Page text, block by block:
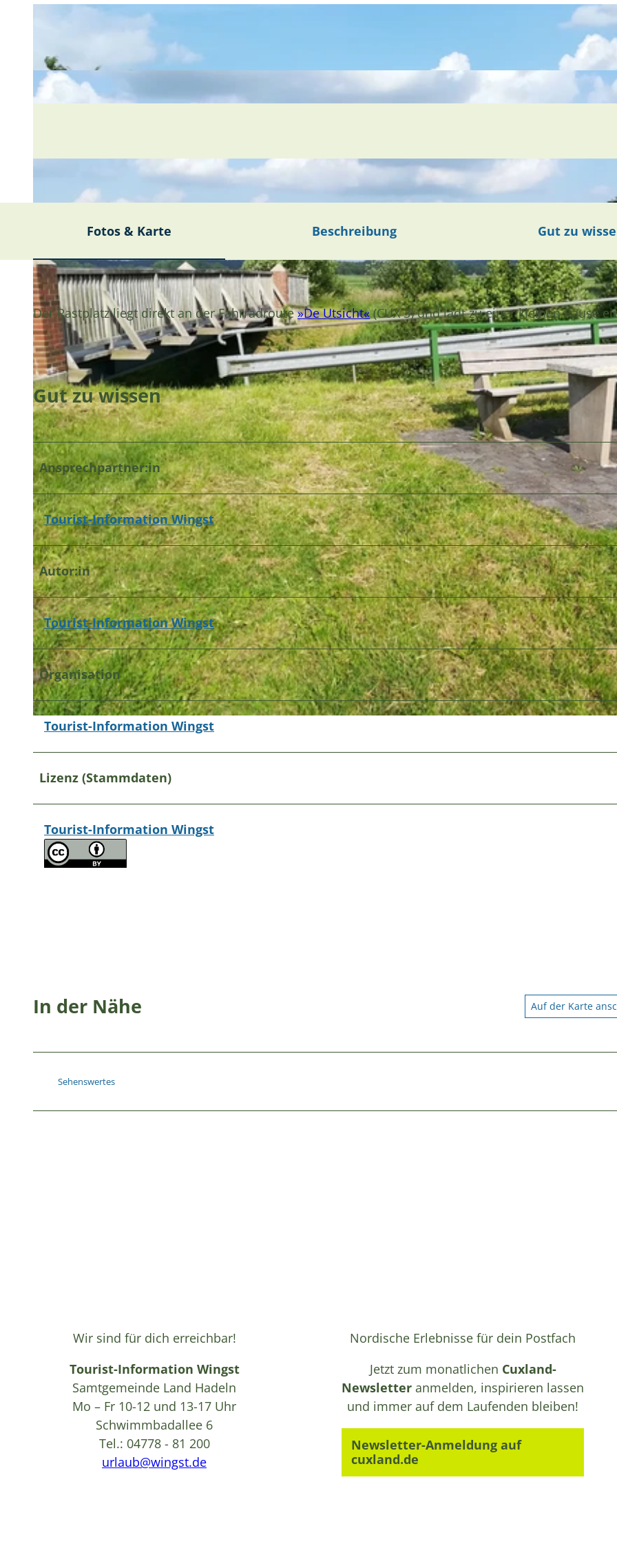
© A. Brüning |CC-BY
© A. Brüning | CC-BY
Fotos & Karte Beschreibung Gut zu
Der Rastplatz liegt direkt an der Fahrradroute»De Utsicht«(CUX 3) und lädt zu einer kleinen Pause
Gut zu wissen
Ansprechpartner:in
Tourist-Information Wingst
Autor:in
Tourist-Information Wingst
Organisation
Tourist-Information Wingst
Lizenz (Stammdaten)
Tourist-Information Wingst
In der Nähe Auf der Karte
Sehenswertes
Wir sind für dich erreichbar!
Tourist-Information Wingst
Samtgemeinde Land Hadeln
Mo – Fr 10-12 und 13-17 Uhr
Schwimmbadallee 6
Tel.: 04778 - 81 200
urlaub@wingst.de
Nordische Erlebnisse für dein Postfach
Jetzt zum monatlichen Cuxland-
Newsletter anmelden, inspirieren lassen
und immer auf dem Laufenden bleiben!
Newsletter-Anmeldung auf
cuxland.de